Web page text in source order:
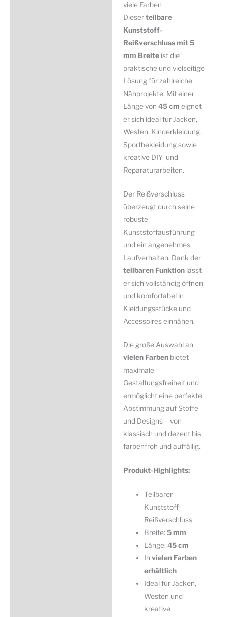
viele Farben
Dieserteilbare
Kunststoff-
Reißverschluss mit 5
mm Breiteist die
praktische und vielseitige
Lösung für zahlreiche
Nähprojekte. Mit einer
Länge von 45 cm eignet
er sich ideal für Jacken,
Westen, Kinderkleidung,
Sportbekleidung sowie
kreative DIY- und
Reparaturarbeiten.
Der Reißverschluss
überzeugt durch seine
robuste
Kunststoffausführung
und ein angenehmes
Laufverhalten. Dank der
teilbaren Funktionlässt
er sich vollständig öffnen
und komfortabel in
Kleidungsstücke und
Accessoires einnähen.
Die große Auswahl an
vielen Farbenbietet
maximale
Gestaltungsfreiheit und
ermöglicht eine perfekte
Abstimmung auf Stoffe
und Designs – von
klassisch und dezent bis
farbenfroh und auffällig.
Produkt-Highlights:
Teilbarer
Kunststoff-
Reißverschluss
Breite: 5 mm
Länge: 45 cm
In vielen Farben
erhältlich
Ideal für Jacken,
Westen und
kreative